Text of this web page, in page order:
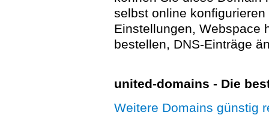
selbst online
Einstellungen, Webspace
bestellen, DNS-Einträge
united-domains - Die
Weitere Domains günstig